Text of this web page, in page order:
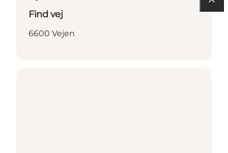
Find vej
6600 Vejen